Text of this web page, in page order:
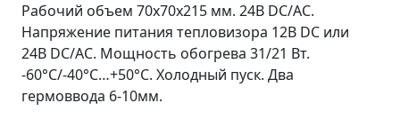
Рабочий объем 70х70х215 мм. 24В DC/AC.
Напряжение питания тепловизора 12В DC или
24В DC/AC. Мощность обогрева 31/21 Вт.
-60°С/-40°С…+50°C. Холодный пуск. Два
гермоввода 6-10мм.